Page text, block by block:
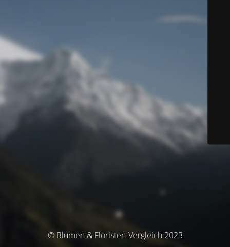
© Blumen & Floristen-Vergleich 2023